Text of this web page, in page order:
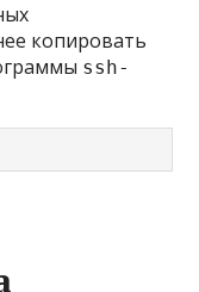
копировать
ssh-